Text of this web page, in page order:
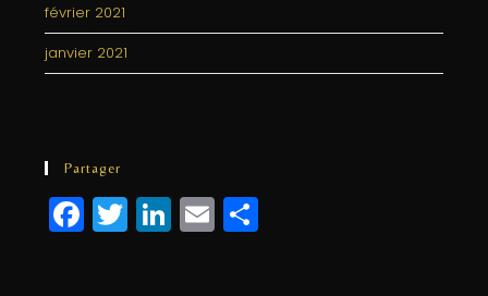
février 2021
janvier 2021
Partager
F
a
T
w
Li
n
E
m